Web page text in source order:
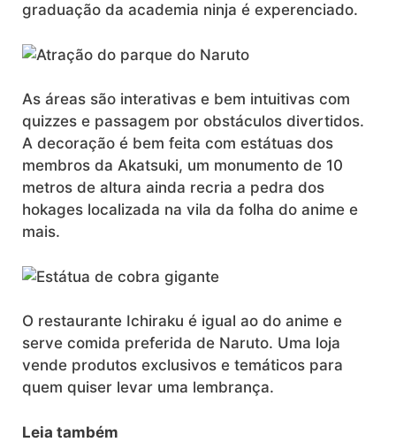
graduação da academia ninja é experenciado.
As áreas são interativas e bem intuitivas com
quizzes e passagem por obstáculos divertidos.
A decoração é bem feita com estátuas dos
membros da Akatsuki, um monumento de 10
metros de altura ainda recria a pedra dos
hokages localizada na vila da folha do anime e
mais.
O restaurante Ichiraku é igual ao do anime e
serve comida preferida de Naruto. Uma loja
vende produtos exclusivos e temáticos para
quem quiser levar uma lembrança.
Leia também